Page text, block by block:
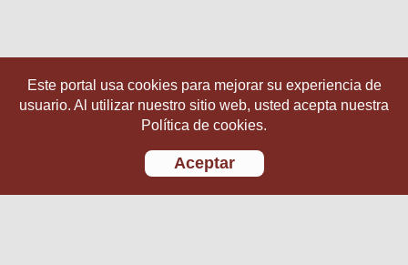
Este portal usa cookies para mejorar su experiencia de
usuario. Al utilizar nuestro sitio web, usted acepta nuestra
Política de cookies.
Aceptar